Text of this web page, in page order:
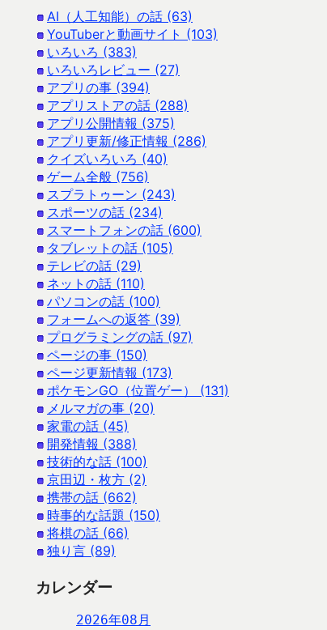
AI（人工知能）の話 (63)
YouTuberと動画サイト (103)
いろいろ (383)
いろいろレビュー (27)
アプリの事 (394)
アプリストアの話 (288)
アプリ公開情報 (375)
アプリ更新/修正情報 (286)
クイズいろいろ (40)
ゲーム全般 (756)
スプラトゥーン (243)
スポーツの話 (234)
スマートフォンの話 (600)
タブレットの話 (105)
テレビの話 (29)
ネットの話 (110)
パソコンの話 (100)
フォームへの返答 (39)
プログラミングの話 (97)
ページの事 (150)
ページ更新情報 (173)
ポケモンGO（位置ゲー） (131)
メルマガの事 (20)
家電の話 (45)
開発情報 (388)
技術的な話 (100)
京田辺・枚方 (2)
携帯の話 (662)
時事的な話題 (150)
将棋の話 (66)
独り言 (89)
カレンダー
2026年08月